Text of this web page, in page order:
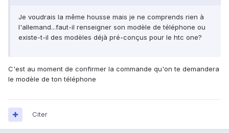
Je voudrais la même housse mais je ne comprends rien à
l'allemand...faut-il renseigner son modèle de téléphone ou
existe-t-il des modèles déjà pré-conçus pour le htc one?
C'est au moment de confirmer la commande qu'on te demandera
le modèle de ton téléphone
Citer